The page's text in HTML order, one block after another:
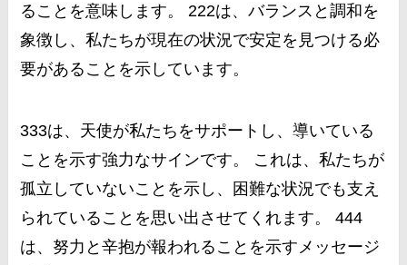
ることを意味します。 222は、バランスと調和を
象徴し、私たちが現在の状況で安定を見つける必
要があることを示しています。
333は、天使が私たちをサポートし、導いている
ことを示す強力なサインです。 これは、私たちが
孤立していないことを示し、困難な状況でも支え
られていることを思い出させてくれます。 444
は、努力と辛抱が報われることを示すメッセージ